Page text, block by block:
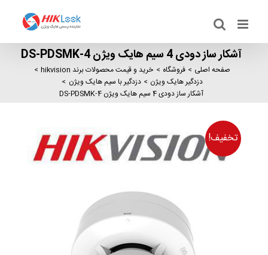
content
آشکار ساز دودی 4 سیم هایک ویژن DS-PDSMK-4
صفحه اصلی فروشگاه
خرید و قیمت محصولات برند hikvision
دزدگیر هایک ویژن
دزدگیر با سیم هایک ویژن
آشکار ساز دودی 4 سیم هایک ویژن DS-PDSMK-4
تخفیف!